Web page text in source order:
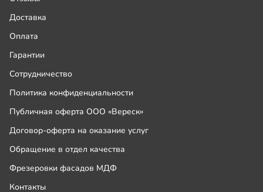
Доставка
Оплата
Гарантии
Сотрудничество
Политика конфиденциальности
Публичная оферта ООО «Вереск»
Договор-оферта на оказание услуг
Обращение в отдел качества
Фрезеровки фасадов МДФ
Контакты